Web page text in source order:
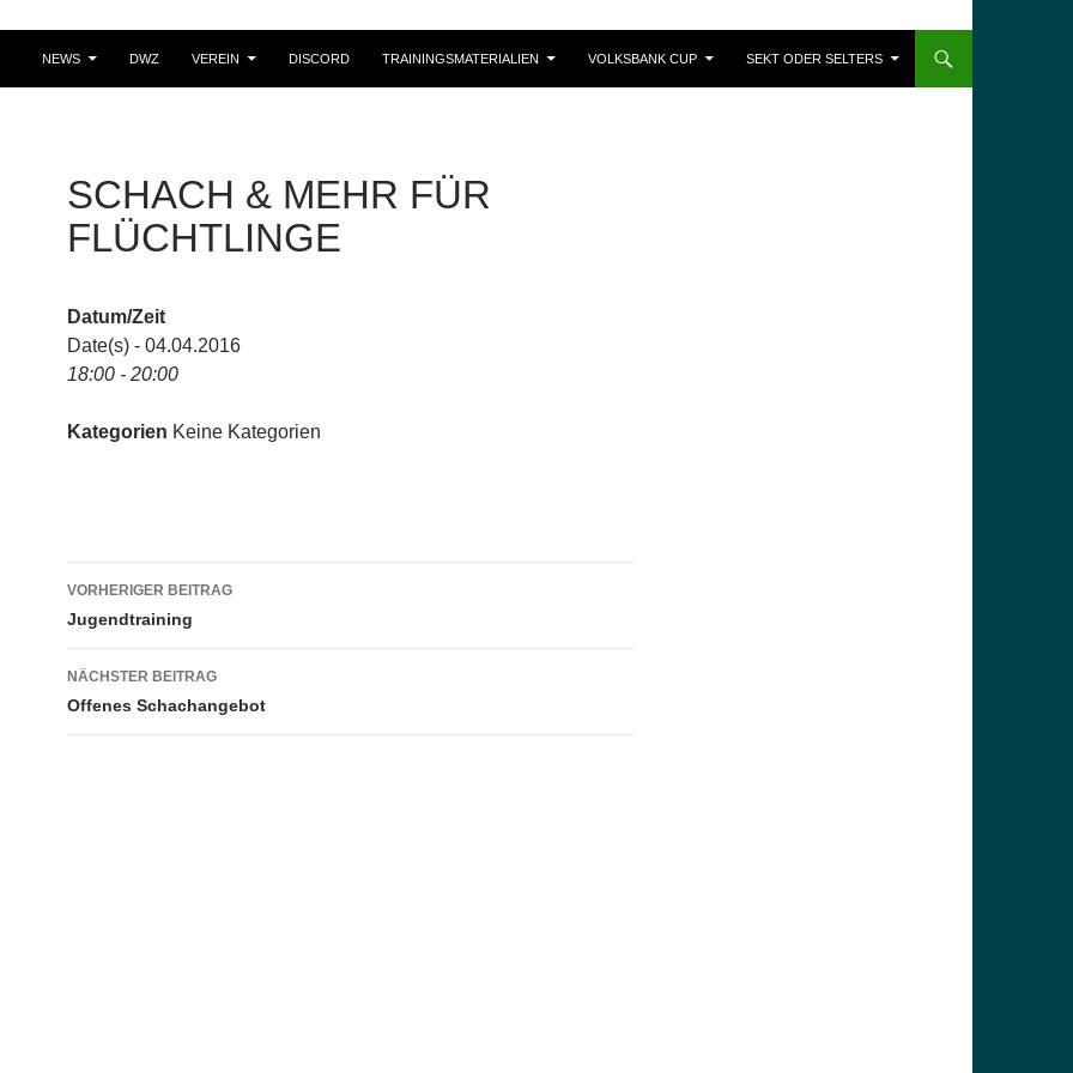
NEWS DWZ VEREIN DISCORD TRAININGSMATERIALIEN VOLKSBANK CUP SEKT ODER SELTERS
SCHACH & MEHR FÜR
FLÜCHTLINGE
Datum/Zeit
Date(s) - 04.04.2016
18:00 - 20:00
Kategorien Keine Kategorien
Beitragsnavigation
VORHERIGER BEITRAG
Jugendtraining
NÄCHSTER BEITRAG
Offenes Schachangebot